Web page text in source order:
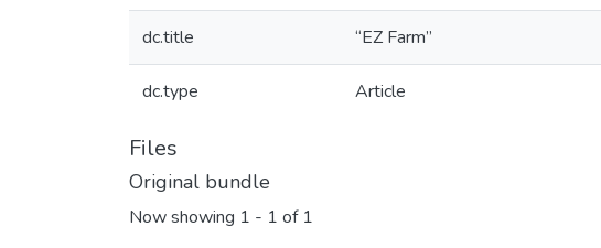
dc.title “EZ Farm”
dc.type Article
Files
Original bundle
Now showing 1 - 1 of 1